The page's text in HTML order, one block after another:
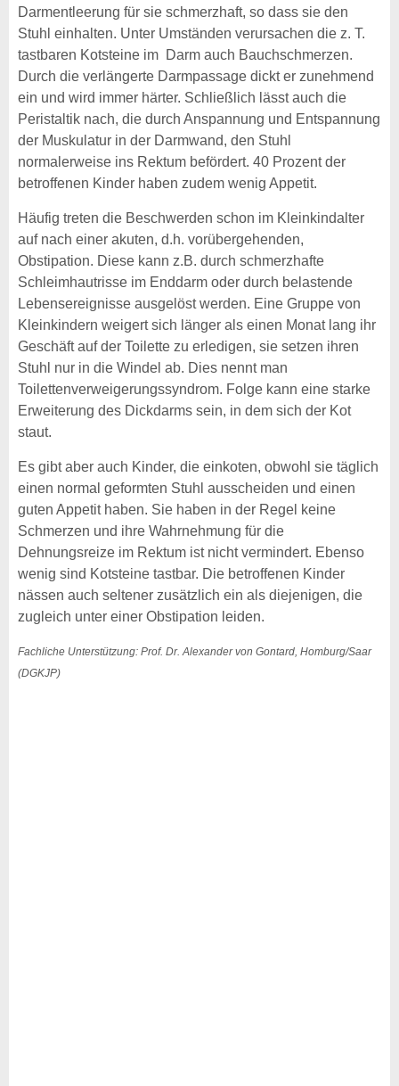
Darmentleerung für sie schmerzhaft, so dass sie den
Stuhl einhalten. Unter Umständen verursachen die z. T.
tastbaren Kotsteine im Darm auch Bauchschmerzen.
Durch die verlängerte Darmpassage dickt er zunehmend
ein und wird immer härter. Schließlich lässt auch die
Peristaltik nach, die durch Anspannung und Entspannung
der Muskulatur in der Darmwand, den Stuhl
normalerweise ins Rektum befördert. 40 Prozent der
betroffenen Kinder haben zudem wenig Appetit.
Häufig treten die Beschwerden schon im Kleinkindalter
auf nach einer akuten, d.h. vorübergehenden,
Obstipation. Diese kann z.B. durch schmerzhafte
Schleimhautrisse im Enddarm oder durch belastende
Lebensereignisse ausgelöst werden. Eine Gruppe von
Kleinkindern weigert sich länger als einen Monat lang ihr
Geschäft auf der Toilette zu erledigen, sie setzen ihren
Stuhl nur in die Windel ab. Dies nennt man
Toilettenverweigerungssyndrom. Folge kann eine starke
Erweiterung des Dickdarms sein, in dem sich der Kot
staut.
Es gibt aber auch Kinder, die einkoten, obwohl sie täglich
einen normal geformten Stuhl ausscheiden und einen
guten Appetit haben. Sie haben in der Regel keine
Schmerzen und ihre Wahrnehmung für die
Dehnungsreize im Rektum ist nicht vermindert. Ebenso
wenig sind Kotsteine tastbar. Die betroffenen Kinder
nässen auch seltener zusätzlich ein als diejenigen, die
zugleich unter einer Obstipation leiden.
Fachliche Unterstützung: Prof. Dr. Alexander von Gontard, Homburg/Saar
(DGKJP)